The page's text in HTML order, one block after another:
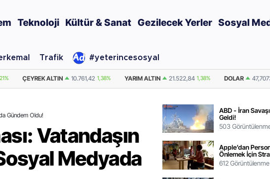
Teknoloji Kültür & Sanat Gezilecek Yerler Sosyal
Trafik #yeterincesosyal
1,38% YARIM ALTIN 21.522,84 1,38% DOLAR 47,7073 0.17% EURO 55,0191 0%
Gündem Oldu!
Vatandaşın
Medyada
ABD - İran
Geldi!
503
Apple’dan
Önlemek İçin
612 Görüntülenme